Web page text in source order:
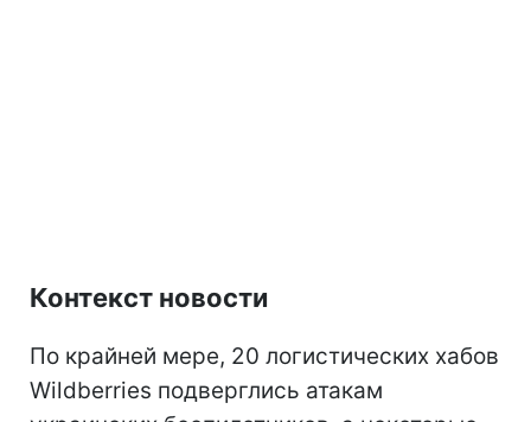
Контекст новости
По крайней мере, 20 логистических хабов
Wildberries подверглись атакам